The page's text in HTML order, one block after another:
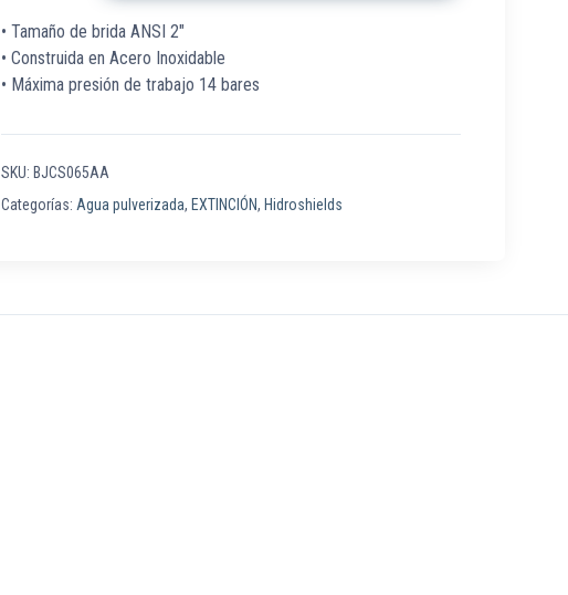
• Tamaño de brida ANSI 2″
• Construida en Acero Inoxidable
• Máxima presión de trabajo 14 bares
SKU: BJCS065AA
Categorías: Agua pulverizada, EXTINCIÓN, Hidroshields